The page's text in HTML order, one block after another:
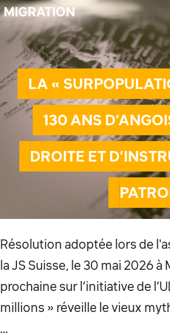
LA «
130 ANS
DROITE ET
MIGRATION
Résolution adoptée lors de
la JS Suisse, le 30 mai 2026
prochaine sur l’initiative de
millions » réveille le vieux
…